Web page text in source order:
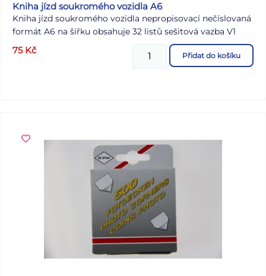
Kniha jízd soukromého vozidla A6
Kniha jízd soukromého vozidla nepropisovací nečíslovaná
formát A6 na šířku obsahuje 32 listů sešitová vazba V1
75 Kč Přidat do košíku